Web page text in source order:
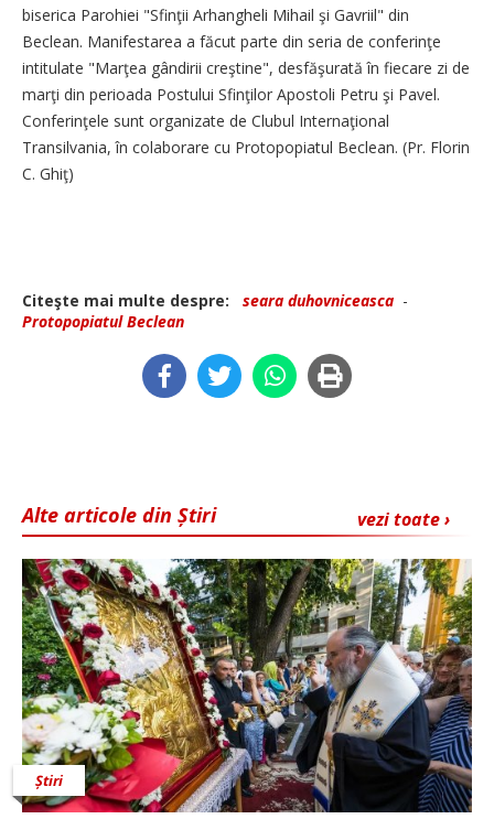
biserica Parohiei "Sfinţii Arhangheli Mihail şi Gavriil" din
Beclean. Manifestarea a făcut parte din seria de conferinţe
intitulate "Marţea gândirii creştine", desfăşurată în fiecare zi de
marţi din perioada Postului Sfinţilor Apostoli Petru şi Pavel.
Conferinţele sunt organizate de Clubul Internaţional
Transilvania, în colaborare cu Protopopiatul Beclean. (Pr. Florin
C. Ghiţ)
Citeşte mai multe despre: seara duhovniceasca -
Protopopiatul Beclean
vezi toate ›
Alte articole din Știri
Știri